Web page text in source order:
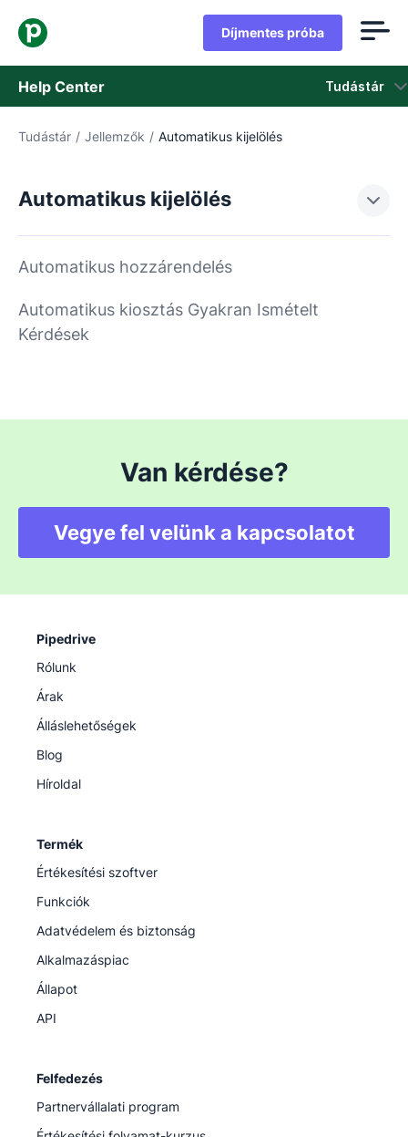
Díjmentes próba
Help Center Tudástár
Tudástár
Tudástár / Jellemzők / Automatikus kijelölés
Automatikus kijelölés
Automatikus hozzárendelés
Automatikus kiosztás Gyakran Ismételt
Kérdések
Van kérdése?
Vegye fel velünk a kapcsolatot
Pipedrive
Rólunk
Árak
Álláslehetőségek
Blog
Híroldal
Termék
Értékesítési szoftver
Funkciók
Adatvédelem és biztonság
Alkalmazáspiac
Állapot
API
Felfedezés
Partnervállalati program